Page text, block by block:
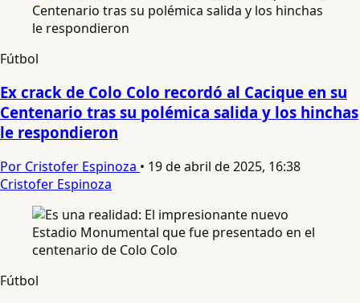
Fútbol
Ex crack de Colo Colo recordó al Cacique en su
Centenario tras su polémica salida y los hinchas
le respondieron
Por Cristofer Espinoza • 19 de abril de 2025, 16:38
Cristofer Espinoza
Fútbol